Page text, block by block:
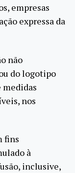
empresas
expressa da
não
do logotipo
medidas
nos
fins
à
inclusive,